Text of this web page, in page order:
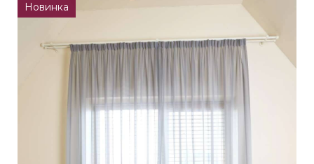
Новинка